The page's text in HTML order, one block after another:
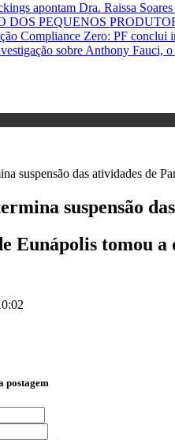
apontam Dra. Raissa
DOS PEQUENOS
Compliance Zero: PF conclui
sobre Anthony Fauci,
suspensão
Eunápolis tomou
postagem